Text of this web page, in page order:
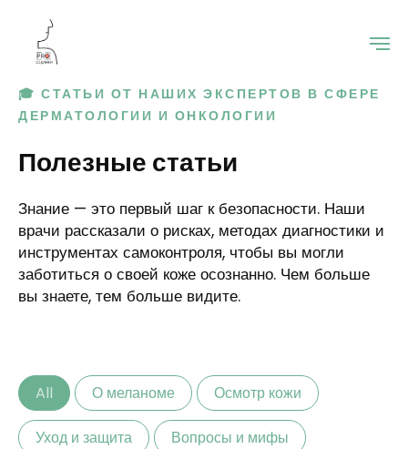
🎓 СТАТЬИ ОТ НАШИХ ЭКСПЕРТОВ В СФЕРЕ
ДЕРМАТОЛОГИИ И ОНКОЛОГИИ
Полезные статьи
Знание — это первый шаг к безопасности. Наши
врачи рассказали о рисках, методах диагностики и
инструментах самоконтроля, чтобы вы могли
заботиться о своей коже осознанно. Чем больше
вы знаете, тем больше видите.
All О меланоме Осмотр кожи
Уход и защита Вопросы и мифы